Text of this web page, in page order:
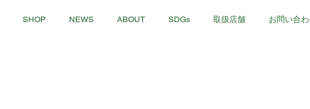
SHOP NEWS ABOUT SDGs 取扱店舗 お問い合